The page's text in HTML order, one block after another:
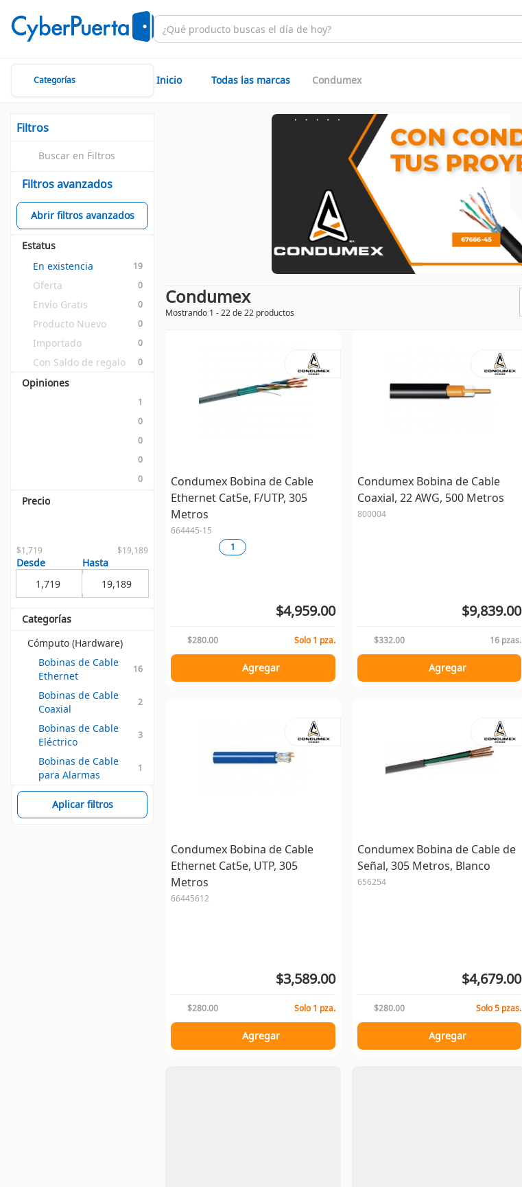
Categorías Inicio Todas las marcas Condumex
Filtros
Filtros avanzados
Abrir filtros avanzados
Estatus
En existencia
19
Oferta 0
Envío Gratis 0
Producto Nuevo 0
Importado 0
Con Saldo de regalo 0
Opiniones
1
0
0
0
0
Precio
$1,719 $19,189
Desde Hasta
Categorías
Cómputo (Hardware)
Bobinas de Cable
Ethernet
16
Bobinas de Cable
Coaxial
2
Bobinas de Cable
Eléctrico
3
Bobinas de Cable
para Alarmas
1
Aplicar filtros
Condumex
Mostrando 1 - 22 de 22 productos
Condumex Bobina de Cable
Ethernet Cat5e, F/UTP, 305
Metros
664445-15
1
$4,959.00
$280.00 Solo 1 pza.
Agregar
Condumex Bobina de Cable
Coaxial, 22 AWG, 500 Metros
800004
$9,839.00
$332.00 16 pzas.
Agregar
Condumex Bobina de Cable
Ethernet Cat5e, UTP, 305
Metros
66445612
$3,589.00
$280.00 Solo 1 pza.
Agregar
Condumex Bobina de Cable de
Señal, 305 Metros, Blanco
656254
$4,679.00
$280.00 Solo 5 pzas.
Agregar